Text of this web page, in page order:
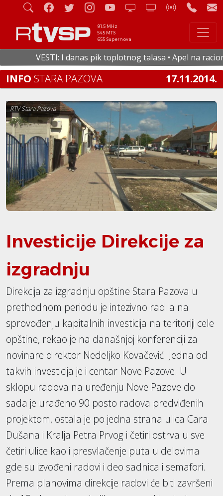
91.5 MHz
545 MTS
655 Supernova
VESTI: I danas pik toplotnog talasa • Apel na
INFO STARA PAZOVA 17.11.2014.
RTV Stara Pazova
Investicije Direkcije za
izgradnju
Direkcija za izgradnju opštine Stara Pazova u
prethodnom periodu je intezivno radila na
sprovođenju kapitalnih investicija na teritoriji cele
opštine, rekao je na današnjoj konferenciji za
novinare direktor Nedeljko Kovačević. Jedna od
takvih investicija je i centar Nove Pazove. U
sklopu radova na uređenju Nove Pazove do
sada je urađeno 90 posto radova predviđenih
projektom, ostala je po jedna strana ulica Cara
Dušana i Kralja Petra Prvog i četiri ostrva u sve
četiri ulice kao i presvlačenje puta u delovima
gde su izvođeni radovi i deo sadnica i semafori.
Prema planovima direkcije radovi će biti završeni